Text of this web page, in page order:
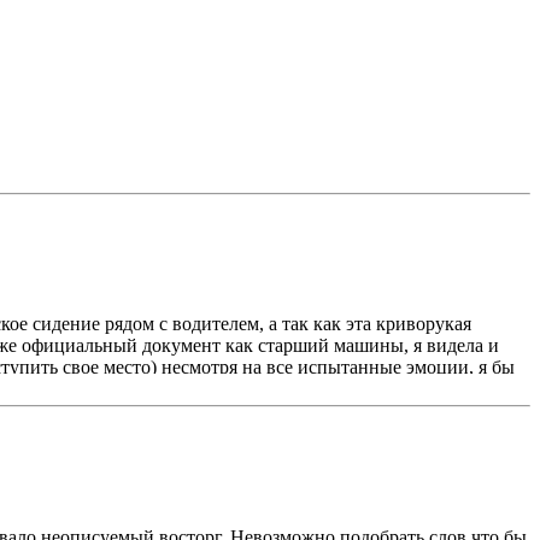
сидение рядом с водителем, а так как эта криворукая
официальный документ как старший машины, я видела и
свое место) несмотря на все испытанные эмоции, я бы
рассказывал о традицициях, истории Кавказа и
отпуске, но это для нашей разношерстной группы прям было
и интеллигентсинось Магомеда позволила на экскурсии
свежем воздухе. Спасибо, Магомед, что побыли для нас в
обо всем